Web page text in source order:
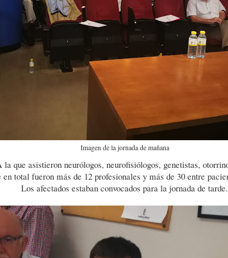
Imagen de la jornada de mañana
la que asistieron neurólogos, neurofisiólogos, genetistas,
en total fueron más de 12 profesionales y más de 30 entre
Los afectados estaban convocados para la jornada de tarde.